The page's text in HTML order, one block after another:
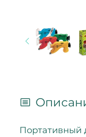
Портативный